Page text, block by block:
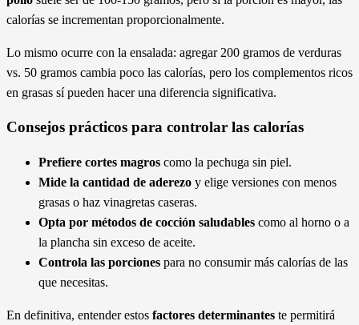
calorías se incrementan proporcionalmente.
Lo mismo ocurre con la ensalada: agregar 200 gramos de verduras
vs. 50 gramos cambia poco las calorías, pero los complementos ricos
en grasas sí pueden hacer una diferencia significativa.
Consejos prácticos para controlar las calorías
Prefiere cortes magros como la pechuga sin piel.
Mide la cantidad de aderezo y elige versiones con menos
grasas o haz vinagretas caseras.
Opta por métodos de cocción saludables como al horno o a
la plancha sin exceso de aceite.
Controla las porciones para no consumir más calorías de las
que necesitas.
En definitiva, entender estos factores determinantes te permitirá